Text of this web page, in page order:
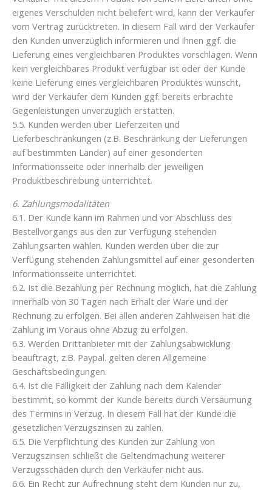
eigenes Verschulden nicht beliefert wird, kann der Verkäufer
vom Vertrag zurücktreten. In diesem Fall wird der Verkäufer
den Kunden unverzüglich informieren und Ihnen ggf. die
Lieferung eines vergleichbaren Produktes vorschlagen. Wenn
kein vergleichbares Produkt verfügbar ist oder der Kunde
keine Lieferung eines vergleichbaren Produktes wünscht,
wird der Verkäufer dem Kunden ggf. bereits erbrachte
Gegenleistungen unverzüglich erstatten.
5.5. Kunden werden über Lieferzeiten und
Lieferbeschränkungen (z.B. Beschränkung der Lieferungen
auf bestimmten Länder) auf einer gesonderten
Informationsseite oder innerhalb der jeweiligen
Produktbeschreibung unterrichtet.
6. Zahlungsmodalitäten
6.1. Der Kunde kann im Rahmen und vor Abschluss des
Bestellvorgangs aus den zur Verfügung stehenden
Zahlungsarten wählen. Kunden werden über die zur
Verfügung stehenden Zahlungsmittel auf einer gesonderten
Informationsseite unterrichtet.
6.2. Ist die Bezahlung per Rechnung möglich, hat die Zahlung
innerhalb von 30 Tagen nach Erhalt der Ware und der
Rechnung zu erfolgen. Bei allen anderen Zahlweisen hat die
Zahlung im Voraus ohne Abzug zu erfolgen.
6.3. Werden Drittanbieter mit der Zahlungsabwicklung
beauftragt, z.B. Paypal. gelten deren Allgemeine
Geschäftsbedingungen.
6.4. Ist die Fälligkeit der Zahlung nach dem Kalender
bestimmt, so kommt der Kunde bereits durch Versäumung
des Termins in Verzug. In diesem Fall hat der Kunde die
gesetzlichen Verzugszinsen zu zahlen.
6.5. Die Verpflichtung des Kunden zur Zahlung von
Verzugszinsen schließt die Geltendmachung weiterer
Verzugsschäden durch den Verkäufer nicht aus.
6.6. Ein Recht zur Aufrechnung steht dem Kunden nur zu,